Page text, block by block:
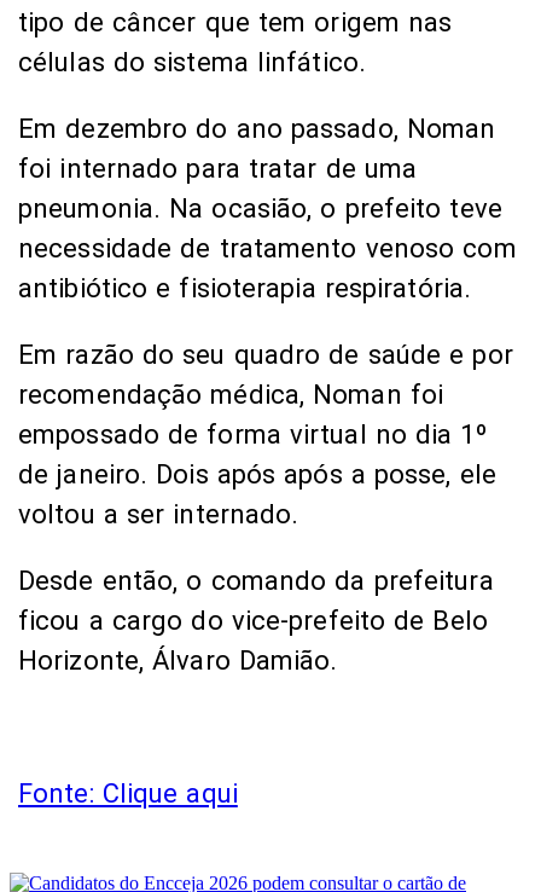
tipo de câncer que tem origem nas
células do sistema linfático.
Em dezembro do ano passado, Noman
foi internado para tratar de uma
pneumonia. Na ocasião, o prefeito teve
necessidade de tratamento venoso com
antibiótico e fisioterapia respiratória.
Em razão do seu quadro de saúde e por
recomendação médica, Noman foi
empossado de forma virtual no dia 1º
de janeiro. Dois após após a posse, ele
voltou a ser internado.
Desde então, o comando da prefeitura
ficou a cargo do vice-prefeito de Belo
Horizonte, Álvaro Damião.
Fonte: Clique aqui